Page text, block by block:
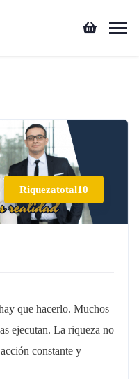
Riquezatotal10
que hacerlo. Muchos
ejecutan. La riqueza no
constante y